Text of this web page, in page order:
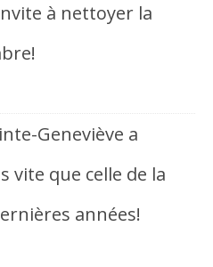
à nettoyer la
Geneviève a
vite que celle de la
années!